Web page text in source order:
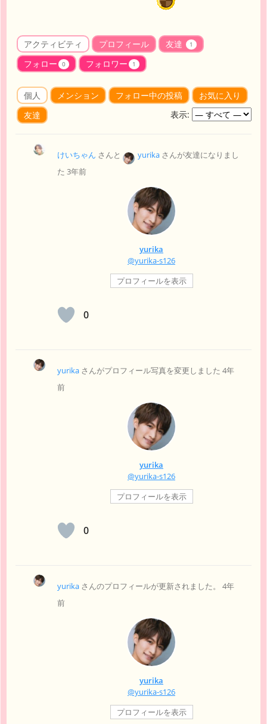
アクティビティ プロフィール 友達 1
フォロー 0 フォロワー 1
個人 メンション フォロー中の投稿
お気に入り
友達
表示:
けいちゃん さんと yurika さんが友達になりまし
た 3年前
yurika
@yurika-s126
プロフィールを表示
0
yurika さんがプロフィール写真を変更しました 4年
前
yurika
@yurika-s126
プロフィールを表示
0
yurika さんのプロフィールが更新されました。 4年
前
yurika
@yurika-s126
プロフィールを表示